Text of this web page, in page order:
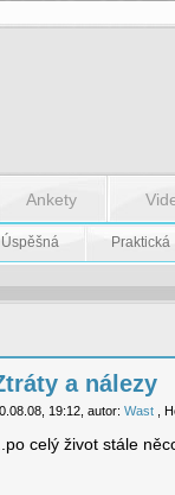
Ankety
Úspěšná Praktická
a nálezy
19:12, autor: Wast ,
...po celý život stále